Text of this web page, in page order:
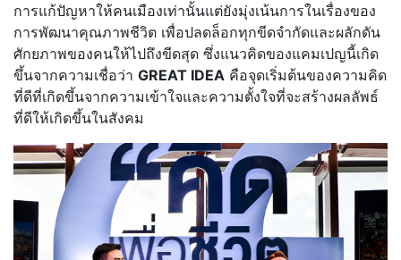
การแก้ปัญหาให้คนเมืองเท่านั้นแต่ยังมุ่งเน้นการในเรื่องของ
การพัฒนาคุณภาพชีวิต เพื่อปลดล็อกทุกขีดจำกัดและผลักดัน
ศักยภาพของคนให้ไปถึงขีดสุด ซึ่งแนวคิดของแคมเปญนี้เกิด
ขึ้นจากความเชื่อว่า GREAT IDEA คือจุดเริ่มต้นของความคิด
ที่ดีที่เกิดขึ้นจากความเข้าใจและความตั้งใจที่จะสร้างผลลัพธ์
ที่ดีให้เกิดขึ้นในสังคม